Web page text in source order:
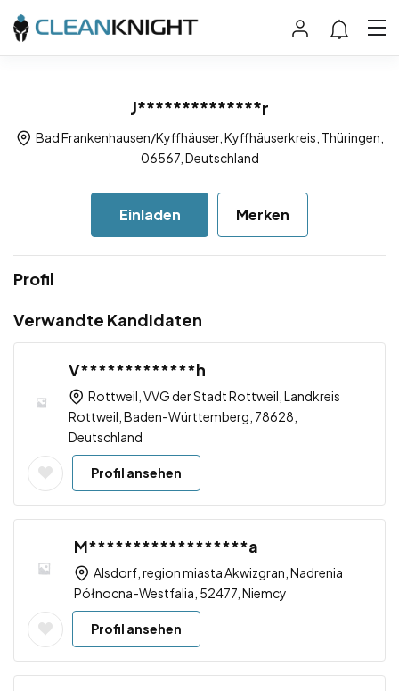
J**************r
Bad Frankenhausen/Kyffhäuser, Kyffhäuserkreis, Thüringen,
06567, Deutschland
Einladen Merken
Profil
Verwandte Kandidaten
V*************h
Rottweil, VVG der Stadt Rottweil, Landkreis
Rottweil, Baden-Württemberg, 78628,
Deutschland
Profil ansehen
M******************a
Alsdorf, region miasta Akwizgran, Nadrenia
Północna-Westfalia, 52477, Niemcy
Profil ansehen